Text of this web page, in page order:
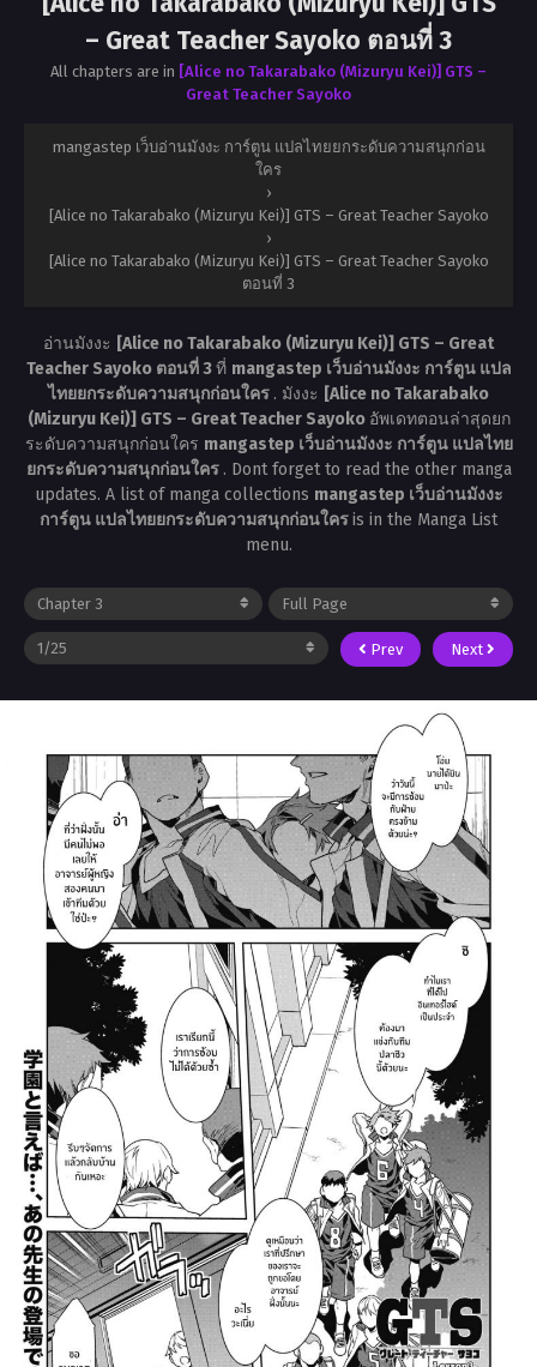
– Great Teacher Sayoko ตอนที่ 3
All chapters are in [Alice no Takarabako (Mizuryu Kei)] GTS –
Great Teacher Sayoko
mangastep เว็บอ่านมังงะ การ์ตูน แปลไทยยกระดับความสนุกก่อน
ใคร
›
[Alice no Takarabako (Mizuryu Kei)] GTS – Great Teacher Sayoko
›
[Alice no Takarabako (Mizuryu Kei)] GTS – Great Teacher Sayoko
ตอนที่ 3
อ่านมังงะ [Alice no Takarabako (Mizuryu Kei)] GTS – Great
Teacher Sayoko ตอนที่ 3ที่ mangastep เว็บอ่านมังงะ การ์ตูน แปล
ไทยยกระดับความสนุกก่อนใคร . มังงะ [Alice no Takarabako
(Mizuryu Kei)] GTS – Great Teacher Sayoko อัพเดทตอนล่าสุดยก
ระดับความสนุกก่อนใคร mangastep เว็บอ่านมังงะ การ์ตูน แปลไทย
ยกระดับความสนุกก่อนใคร . Dont forget to read the other manga
updates. A list of manga collections mangastep เว็บอ่านมังงะ
การ์ตูน แปลไทยยกระดับความสนุกก่อนใครis in the Manga List
menu.
Prev Next